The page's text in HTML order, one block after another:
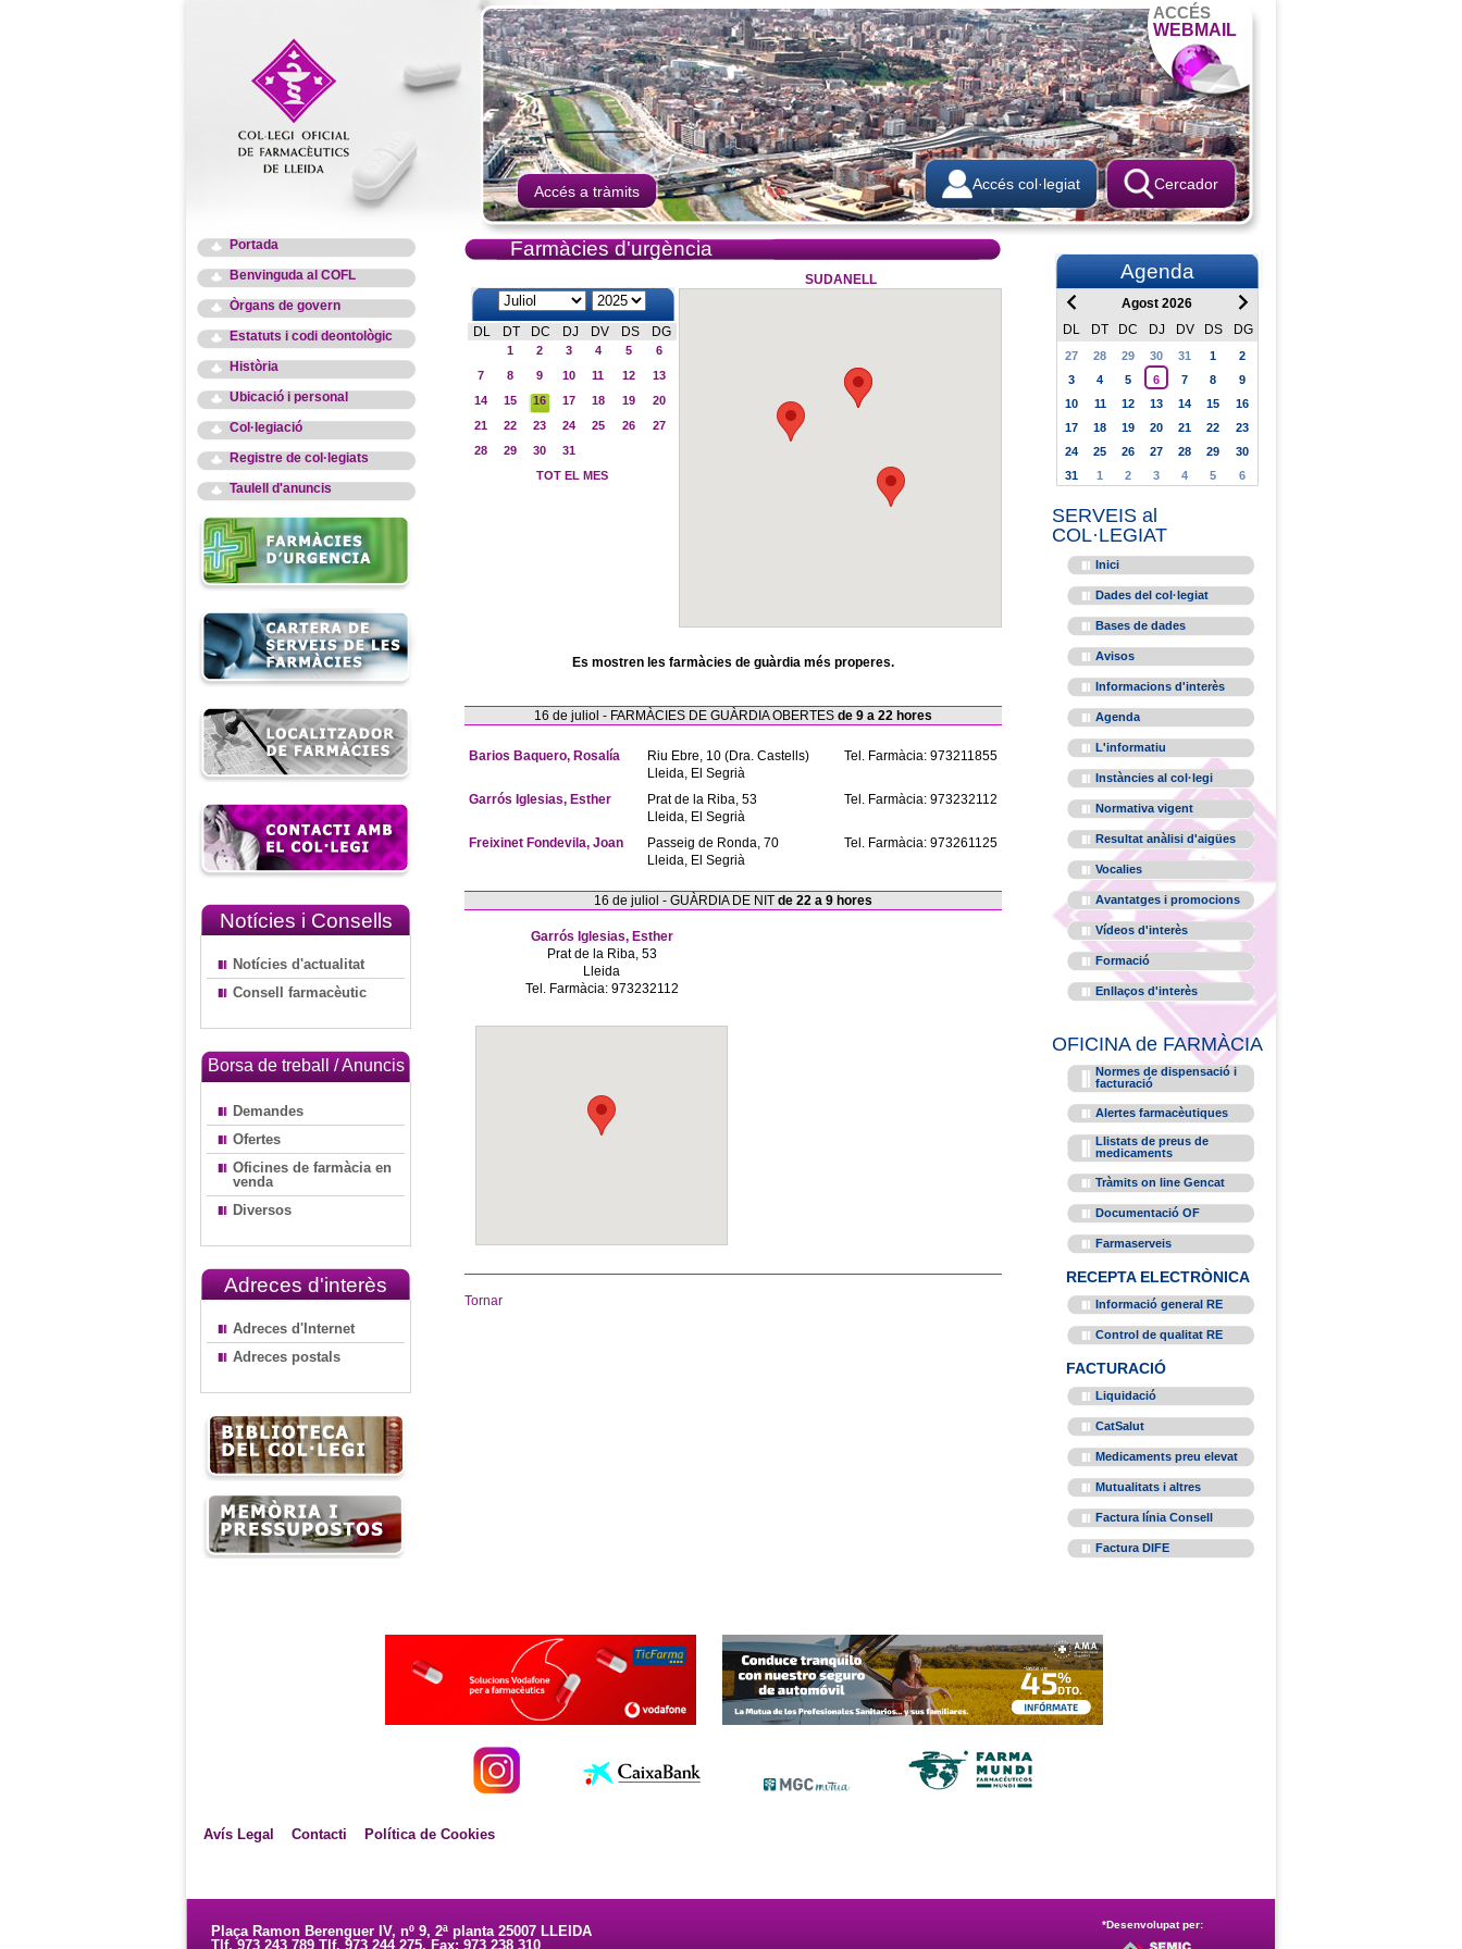
ACCÉS
WEBMAIL
Accés a tràmits Cercador
Accés col·legiat
Portada
Benvinguda al COFL
Òrgans de govern
Estatuts i codi deontològic
Història
Ubicació i personal
Col·legiació
Registre de col·legiats
Taulell d'anuncis
Notícies i Consells
Notícies d'actualitat
Consell farmacèutic
Borsa de treball / Anuncis
Demandes
Ofertes
Oficines de farmàcia en
venda
Diversos
Adreces d'interès
Adreces d'Internet
Adreces postals
Farmàcies d'urgència
DL DT DC DJ DV DS DG
1 2 3 4 5
6
7
8 9 10 11 12
13
14
15 16 17 18 19
20
21
22 23 24 25 26
27
28
29 30
31
TOT EL MES
SUDANELL
Es mostren les farmàcies de guàrdia més properes.
16 de juliol - FARMÀCIES DE GUÀRDIA OBERTES de 9 a 22 hores
Barios Baquero, Rosalía
Riu Ebre, 10 (Dra. Castells)
Lleida, El Segrià
Tel. Farmàcia: 973211855
Garrós Iglesias, Esther
Prat de la Riba, 53
Lleida, El Segrià
Tel. Farmàcia: 973232112
Freixinet Fondevila, Joan
Passeig de Ronda, 70
Lleida, El Segrià
Tel. Farmàcia: 973261125
16 de juliol - GUÀRDIA DE NIT de 22 a 9 hores
Garrós Iglesias, Esther
Prat de la Riba, 53
Lleida
Tel. Farmàcia: 973232112
Tornar
Agenda
Agost 2026
DL
DT DC DJ DV DS DG
27 28 29 30 31 1
2
3
4 5 6 7 8
9
10
11 12 13 14 15
16
17
18 19 20 21 22
23
24
25 26 27 28 29
30
31
1 2 3 4 5 6
SERVEIS al
COL·LEGIAT
Inici
Dades del col·legiat
Bases de dades
Avisos
Informacions d'interès
Agenda
L'informatiu
Instàncies al col·legi
Normativa vigent
Resultat anàlisi d'aigües
Vocalies
Avantatges i promocions
Vídeos d'interès
Formació
Enllaços d'interès
OFICINA de FARMÀCIA
Normes de dispensació i
facturació
Alertes farmacèutiques
Llistats de preus de
medicaments
Tràmits on line Gencat
Documentació OF
Farmaserveis
RECEPTA ELECTRÒNICA
Informació general RE
Control de qualitat RE
FACTURACIÓ
Liquidació
CatSalut
Medicaments preu elevat
Mutualitats i altres
Factura línia Consell
Factura DIFE
Avís Legal Contacti Política de Cookies
Plaça Ramon Berenguer IV, nº 9, 2ª planta 25007 LLEIDA
Tlf. 973 243 789 Tlf. 973 244 275. Fax: 973 238 310
*Desenvolupat per: